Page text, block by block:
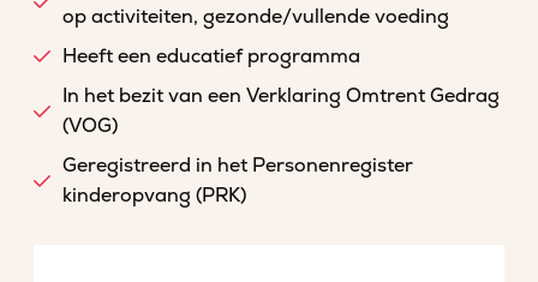
op activiteiten, gezonde/vullende voeding
Heeft een educatief programma
In het bezit van een Verklaring Omtrent Gedrag
(VOG)
Geregistreerd in het Personenregister
kinderopvang (PRK)